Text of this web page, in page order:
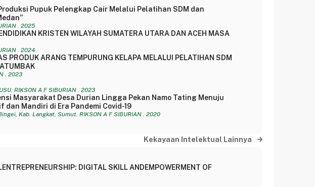
Pupuk Pelengkap Cair Melalui Pelatihan SDM dan
. 2025
KRISTEN WILAYAH SUMATERA UTARA DAN ACEH MASA
. 2024
PRODUK ARANG TEMPURUNG KELAPA MELALUI PELATIHAN SDM
. 2023
RIKSON A F SIBURIAN . 2023
Masyarakat Desa Durian Lingga Pekan Namo Tating Menuju
Mandiri di Era Pandemi Covid-19
Kab. Langkat, Sumut. RIKSON A F SIBURIAN . 2020
Kekayaan Intelektual Lainnya
DIGITAL SKILL ANDEMPOWERMENT OF